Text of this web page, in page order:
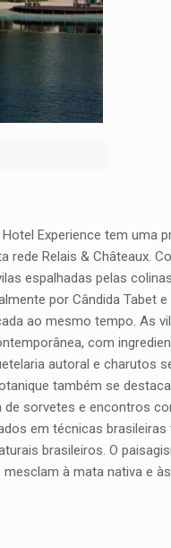
Experience tem uma
Relais & Châteaux.
espalhadas pelas
por Cândida Tabet
ao mesmo tempo. As
com
autoral e charutos
também se
de sorvetes e encontros
em técnicas
brasileiros. O
à mata nativa e